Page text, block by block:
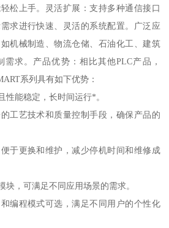
松上手。灵活扩展：支持多种通信接口
求进行快速、灵活的系统配置。广泛应
机械制造、物流仓储、石油化工、建筑
求。产品优势：相比其他PLC产品，
系列具有如下优势：
性能稳定，长时间运行*。
工艺技术和质量控制手段，确保产品的
于更换和维护，减少停机时间和维修成
块，可满足不同应用场景的需求。
编程模式可选，满足不同用户的个性化